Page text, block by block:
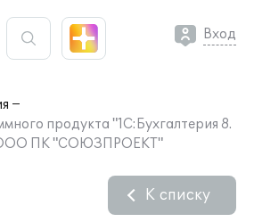
Вход
продукта "1С:Бухгалтерия 8.
ООО ПК "СОЮЗПРОЕКТ"
К списку